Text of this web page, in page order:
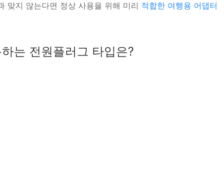
맞지 않는다면 정상 사용을 위해 미리 적합한 여행용 어댑터
는 전원플러그 타입은?